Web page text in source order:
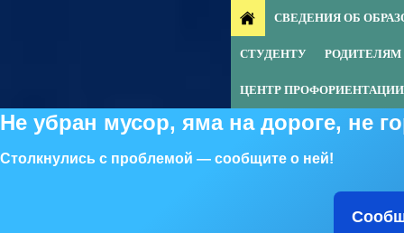
Не убран мусор, яма на дороге, не
Столкнулись с проблемой — сообщите о ней!
СВЕДЕНИЯ ОБ
СТУДЕНТУ РОДИТЕЛЯМ
ЦЕНТР ПРОФОРИЕНТАЦИИ